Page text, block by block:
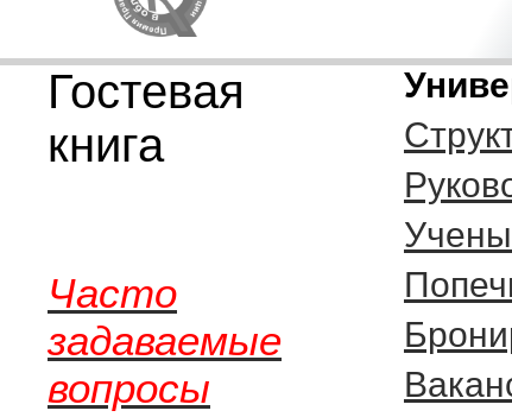
Гостевая
книга
Часто
задаваемые
вопросы